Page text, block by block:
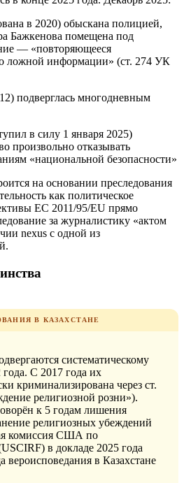
в 2020) обыскана полицией,
Бажкенова помещена под
— «повторяющееся
ложной информации» (ст. 274 УК
подверглась многодневным
в силу 1 января 2025)
произвольно отказывать
«национальной безопасности»
на основании преследования
как политическое
ЕС 2011/95/EU прямо
за журналистику «актом
nexus с одной из
В КАЗАХСТАНЕ
систематическому
С 2017 года их
криминализирована через ст.
религиозной розни»).
к 5 годам лишения
религиозных убеждений
комиссия США по
в докладе 2025 года
вероисповедания в Казахстане